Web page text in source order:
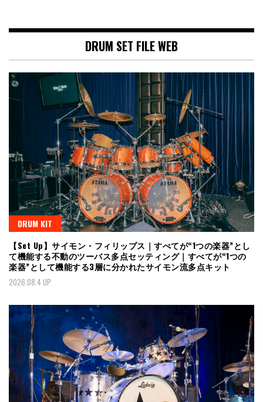
DRUM SET FILE WEB
DRUM KIT
【Set Up】サイモン・フィリップス｜すべてが“1つの楽器”とし
て機能する不動のツーバス多点セッティング｜すべてが“1つの
楽器”として機能する3層に分かれたサイモン流多点キット
2026.08.4 UP